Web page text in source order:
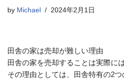
ッby Michael 2024年2月1日
田舎の家は売却が難しい理由
田舎の家を売却することは実際に
その理由としては、田舎特有の2